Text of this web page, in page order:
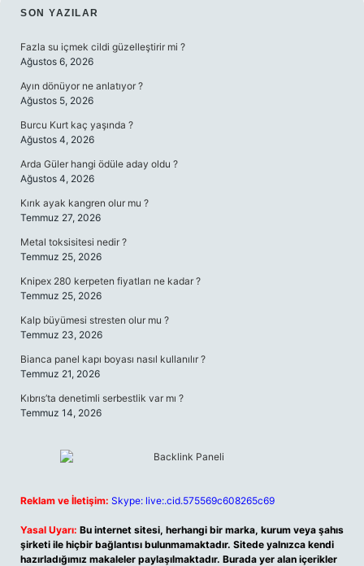
SIDEBAR
SON YAZILAR
Fazla su içmek cildi güzelleştirir mi ?
Ağustos 6, 2026
Ayın dönüyor ne anlatıyor ?
Ağustos 5, 2026
Burcu Kurt kaç yaşında ?
Ağustos 4, 2026
Arda Güler hangi ödüle aday oldu ?
Ağustos 4, 2026
Kırık ayak kangren olur mu ?
Temmuz 27, 2026
Metal toksisitesi nedir ?
Temmuz 25, 2026
Knipex 280 kerpeten fiyatları ne kadar ?
Temmuz 25, 2026
Kalp büyümesi stresten olur mu ?
Temmuz 23, 2026
Bianca panel kapı boyası nasıl kullanılır ?
Temmuz 21, 2026
Kıbrıs’ta denetimli serbestlik var mı ?
Temmuz 14, 2026
Reklam ve İletişim: Skype: live:.cid.575569c608265c69
Yasal Uyarı: Bu internet sitesi, herhangi bir marka, kurum veya şahıs
şirketi ile hiçbir bağlantısı bulunmamaktadır. Sitede yalnızca kendi
hazırladığımız makaleler paylaşılmaktadır. Burada yer alan içerikler